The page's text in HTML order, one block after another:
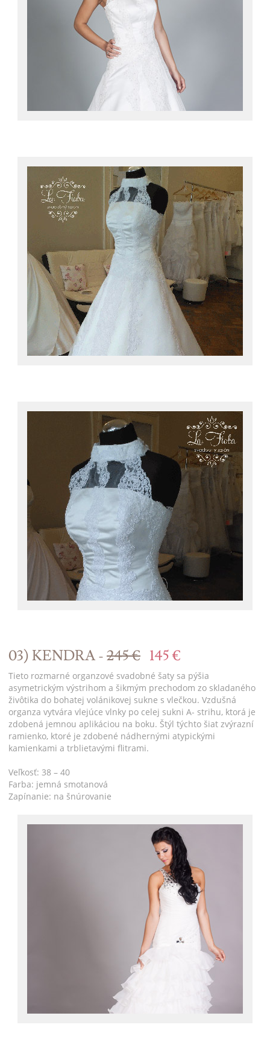
03) KENDRA -245 € 145 €
Tieto rozmarné organzové svadobné šaty sa pýšia
asymetrickým výstrihom a šikmým prechodom zo skladaného
živôtika do bohatej volánikovej sukne s vlečkou. Vzdušná
organza vytvára vlejúce vlnky po celej sukni A- strihu, ktorá je
zdobená jemnou aplikáciou na boku. Štýl týchto šiat zvýrazní
ramienko, ktoré je zdobené nádhernými atypickými
kamienkami a trblietavými flitrami.
Veľkosť: 38 – 40
Farba: jemná smotanová
Zapínanie: na šnúrovanie